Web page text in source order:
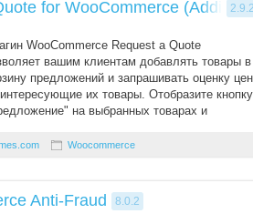
for WooCommerce (Addify)
WooCommerce Request a Quote
вашим клиентам добавлять товары в
предложений и запрашивать оценку цен
их товары. Отобразите кнопку
на выбранных товарах и
Woocommerce
Anti-Fraud 8.0.2